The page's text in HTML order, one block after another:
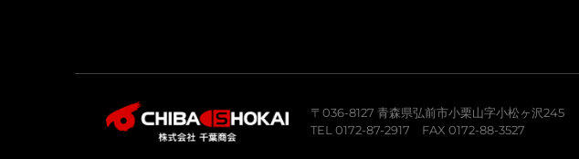
〒036-8127 青森県弘前市小栗山字小松ヶ沢245
TEL 0172-87-2917 FAX 0172-88-3527